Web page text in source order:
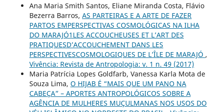
Ana Maria Smith Santos, Eliane Miranda Costa, Flávio
Bezerra Barros, AS PARTEIRAS E A ARTE DE FAZER
PARTOS EMPERSPECTIVAS COSMOLÓGICAS NA ILHA
DO MARAJÓ1LES ACCOUCHEUSES ET L’ART DES
PRATIQUESD’ACCOUCHEMENT DANS LES
PERSPECTIVESCOSMOLOGIQUES DE L’ÎLE DE MARAJÓ ,
Vivência: Revista de Antropologia: v. 1 n. 49 (2017)
Maria Patrícia Lopes Goldfarb, Vanessa Karla Mota de
Souza Lima, O HIJAB É “MAIS QUE UM PANO NA
CABEÇA” – APORTES ANTROPOLÓGICOS SOBRE A
AGÊNCIA DE MULHERES MUÇULMANAS NOS USOS DO